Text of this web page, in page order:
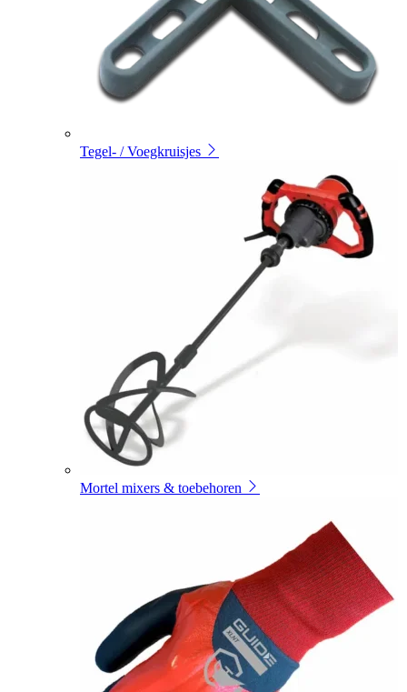
Tegel- / Voegkruisjes
Mortel mixers & toebehoren